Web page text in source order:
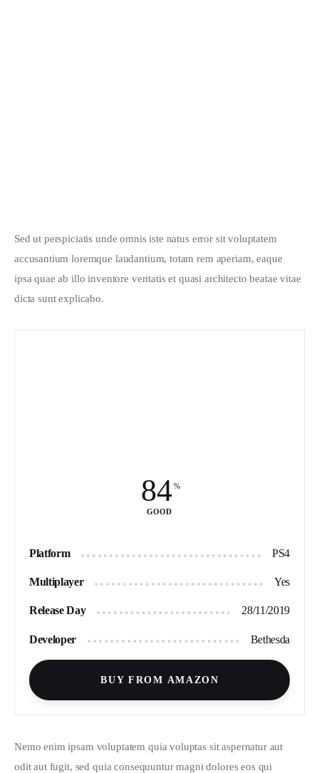
Sed ut perspiciatis unde omnis iste natus error sit voluptatem
accusantium loremque laudantium, totam rem aperiam, eaque
ipsa quae ab illo inventore veritatis et quasi architecto beatae vitae
dicta sunt explicabo.
84
GOOD
Platform PS4
Multiplayer Yes
Release Day 28/11/2019
Developer Bethesda
BUY FROM AMAZON
Nemo enim ipsam voluptatem quia voluptas sit aspernatur aut
odit aut fugit, sed quia consequuntur magni dolores eos qui